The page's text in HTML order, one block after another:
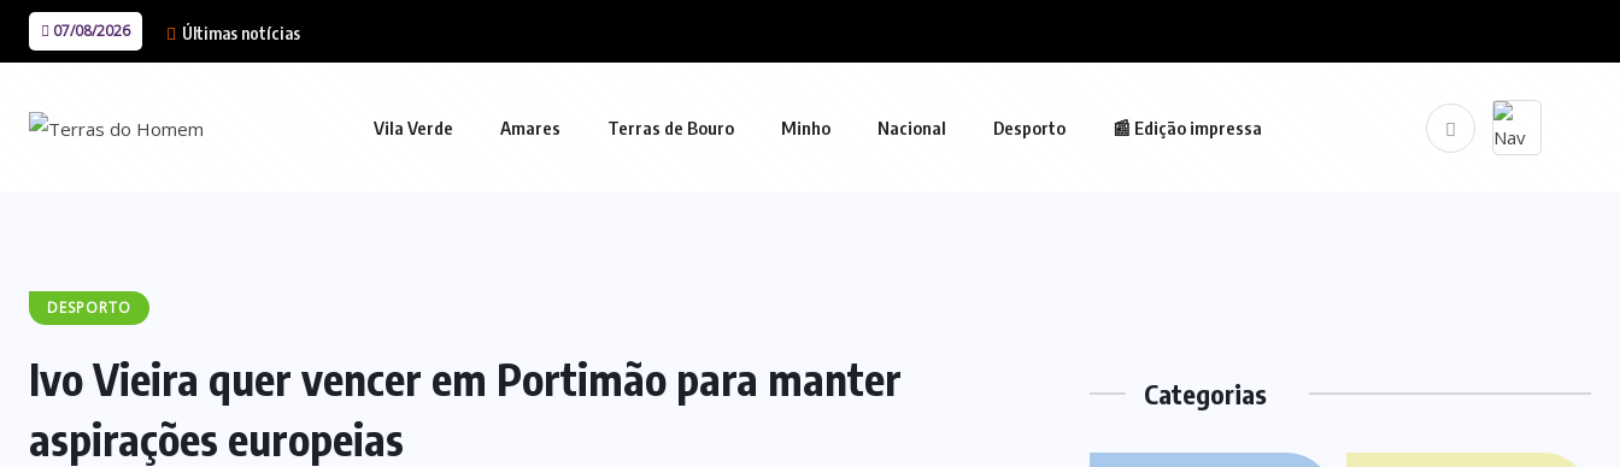
07/08/2026 Últimas notícias
Vila Verde Amares Terras de Bouro Minho Nacional Desporto 📰 Edição impressa
DESPORTO
Ivo Vieira quer vencer em Portimão para manter
aspirações europeias
Categorias